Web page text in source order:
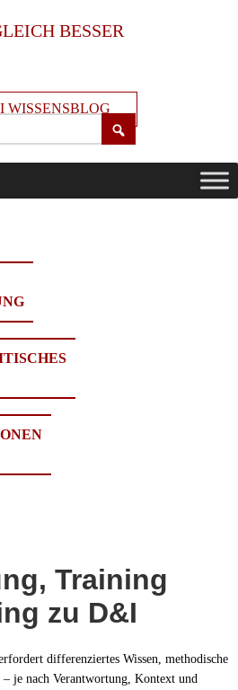
WISSENSBLOG
Training
zu D&I
differenziertes Wissen, methodische
je nach Verantwortung, Kontext und